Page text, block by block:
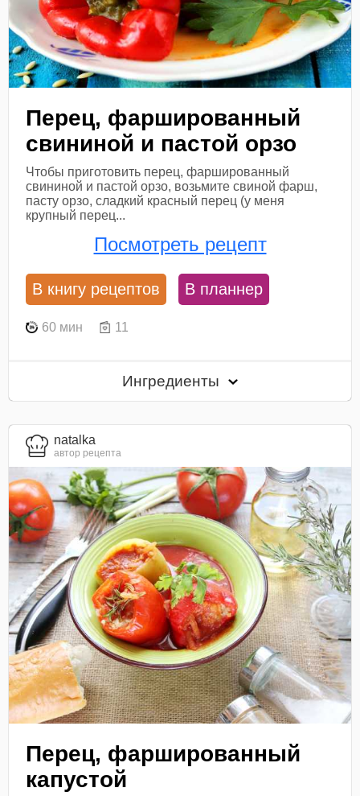
Перец, фаршированный
свининой и пастой орзо
Чтобы приготовить перец, фаршированный
свининой и пастой орзо, возьмите свиной фарш,
пасту орзо, сладкий красный перец (у меня
крупный перец...
Посмотреть рецепт
В книгу рецептов В планнер
60 мин 11
Ингредиенты
natalka
автор рецепта
Перец, фаршированный
капустой